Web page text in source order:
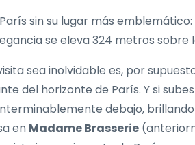
sin su lugar más emblemático:
se eleva 324 metros
sea inolvidable es, por
del horizonte de París. Y si
debajo,
en Madame Brasserie